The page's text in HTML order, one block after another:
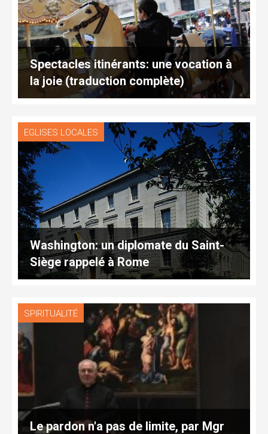
Spectacles itinérants: une vocation à
la joie (traduction complète)
EGLISES LOCALES
Washington: un diplomate du Saint-
Siège rappelé à Rome
SPIRITUALITÉ
Le pardon n'a pas de limite, par Mgr